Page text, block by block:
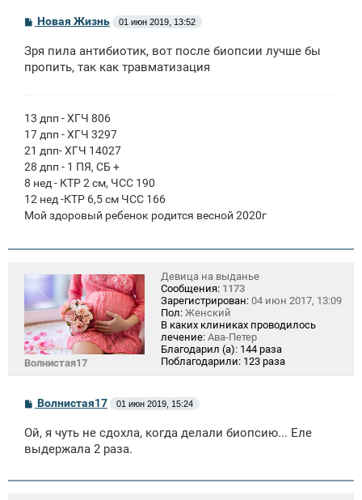
С
б
щ
е
Новая Жизнь 01 июн 2019, 13:52
Зря пила антибиотик, вот после биопсии лучше бы
пропить, так как травматизация
13 дпп - ХГЧ 806
17 дпп - ХГЧ 3297
21 дпп- ХГЧ 14027
28 дпп - 1 ПЯ, СБ +
8 нед - КТР 2 см, ЧСС 190
12 нед -КТР 6,5 см ЧСС 166
Мой здоровый ребенок родится весной 2020г
Волнистая17
Девица на выданье
Сообщения: 1173
Зарегистрирован: 04 июн 2017, 13:09
Пол: Женский
В каких клиниках проводилось
лечение: Ава-Петер
Благодарил (а): 144 раза
Поблагодарили: 123 раза
С
о
б
щ
и
Волнистая17 01 июн 2019, 15:24
Ой, я чуть не сдохла, когда делали биопсию... Еле
выдержала 2 раза.